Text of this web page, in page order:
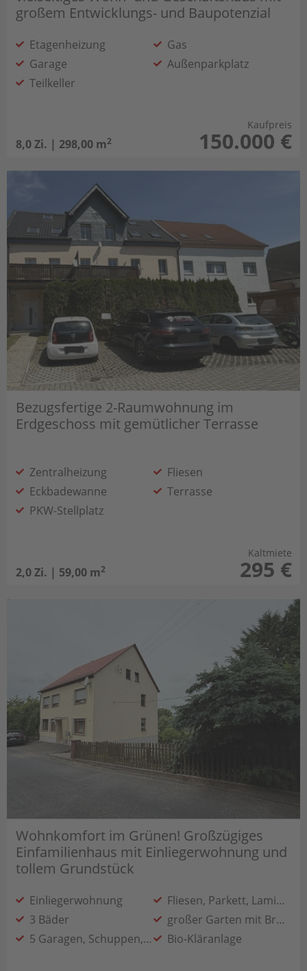
großem Entwicklungs- und Baupotenzial
Etagenheizung
Gas
Garage
Außenparkplatz
Teilkeller
8,0 Zi. | 298,00 m2
Kaufpreis
150.000 €
Bezugsfertige 2-Raumwohnung im
Erdgeschoss mit gemütlicher Terrasse
Zentralheizung
Fliesen
Eckbadewanne
Terrasse
PKW-Stellplatz
2,0 Zi. | 59,00 m2
Kaltmiete
295 €
Wohnkomfort im Grünen! Großzügiges
Einfamilienhaus mit Einliegerwohnung und
tollem Grundstück
Einliegerwohnung
Fliesen, Parkett, Laminat
3 Bäder
großer Garten mit Brunnen
5 Garagen, Schuppen, Scheune
Bio-Kläranlage